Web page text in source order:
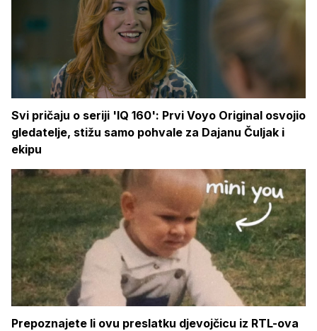
Svi pričaju o seriji 'IQ 160': Prvi Voyo Original osvojio
gledatelje, stižu samo pohvale za Dajanu Čuljak i
ekipu
Prepoznajete li ovu preslatku djevojčicu iz RTL-ova